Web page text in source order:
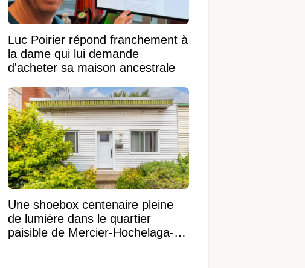
Luc Poirier répond franchement à
la dame qui lui demande
d'acheter sa maison ancestrale
Une shoebox centenaire pleine
de lumière dans le quartier
paisible de Mercier-Hochelaga-